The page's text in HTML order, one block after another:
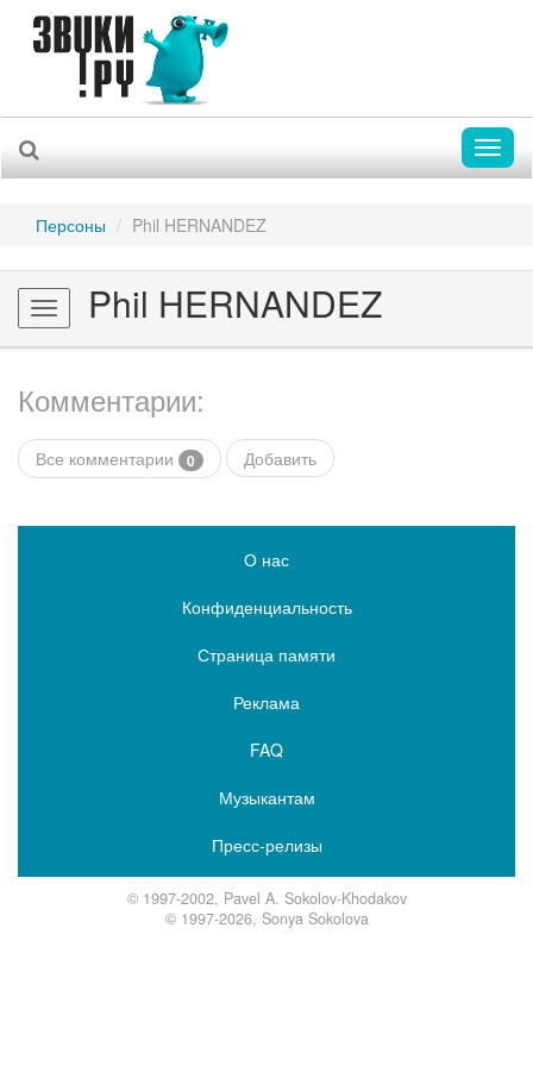
Персоны Phil HERNANDEZ
Toggle
navigation
Phil HERNANDEZ
Комментарии:
Все комментарии 0 Добавить
О нас
Конфиденциальность
Страница памяти
Реклама
FAQ
Музыкантам
Пресс-релизы
© 1997-2002, Pavel A. Sokolov-Khodakov
© 1997-2026, Sonya Sokolova